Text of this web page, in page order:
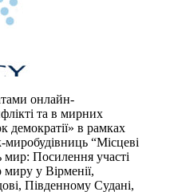
онлайн-
та в мирних
в рамках
“Місцеві
мир: Посилення участі
миру у Вірменії,
Південному Судані,